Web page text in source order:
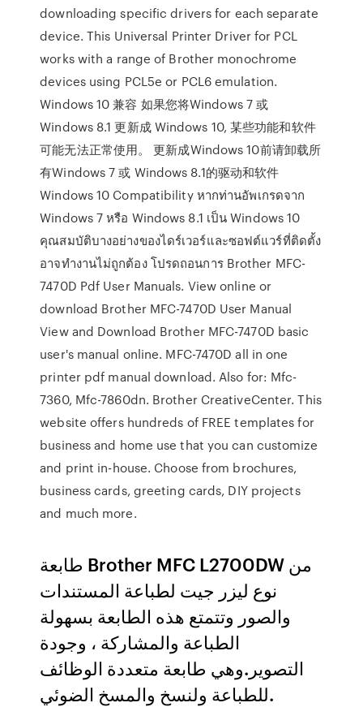
downloading specific drivers for each separate
device. This Universal Printer Driver for PCL
works with a range of Brother monochrome
devices using PCL5e or PCL6 emulation.
Windows 10 兼容 如果您将Windows 7 或
Windows 8.1 更新成 Windows 10, 某些功能和软件
可能无法正常使用。 更新成Windows 10前请卸载所
有Windows 7 或 Windows 8.1的驱动和软件
Windows 10 Compatibility หากท่านอัพเกรดจาก
Windows 7 หรือ Windows 8.1 เป็น Windows 10
คุณสมบัติบางอย่างของไดร์เวอร์และซอฟต์แวร์ที่ติดตั้ง
อาจทำงานไม่ถูกต้อง โปรดถอนการ Brother MFC-
7470D Pdf User Manuals. View online or
download Brother MFC-7470D User Manual
View and Download Brother MFC-7470D basic
user's manual online. MFC-7470D all in one
printer pdf manual download. Also for: Mfc-
7360, Mfc-7860dn. Brother CreativeCenter. This
website offers hundreds of FREE templates for
business and home use that you can customize
and print in-house. Choose from brochures,
business cards, greeting cards, DIY projects
and much more.
طابعة Brother MFC L2700DW من
نوع ليزر جيت لطباعة المستندات
والصور وتتمتع هذه الطابعة بسهولة
الطباعة والمشاركة ، وجودة
التصوير.وهي طابعة متعددة الوظائف
للطباعة ولنسخ والمسخ الضوئي.